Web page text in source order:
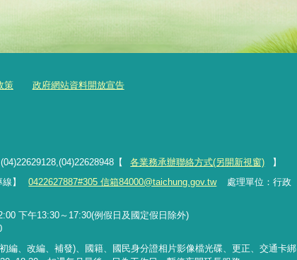
策 政府網站資料開放宣告
【
各業務承辦聯絡方式(另開新視窗)
】
】
0422627887#305 信箱84000@taichung.gov.tw
處理單位：行政
下午13:30～17:30(例假日及國定假日除外)
初編、改編、補發)、國籍、國民身分證相片影像檔光碟、更正、交通卡綁